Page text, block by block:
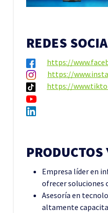
REDES
https://
https://
https://
PRODUCTOS
Empresa líder en
ofrecer soluciones
Asesoría en
altamente